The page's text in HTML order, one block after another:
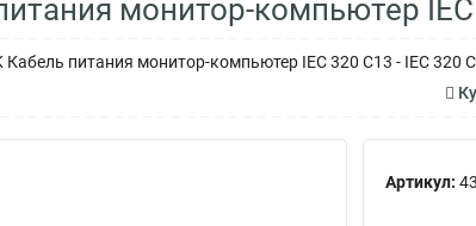
монитор-компьютер IEC
Кабель питания монитор-компьютер IEC 320 C13 - IEC
Артикул: